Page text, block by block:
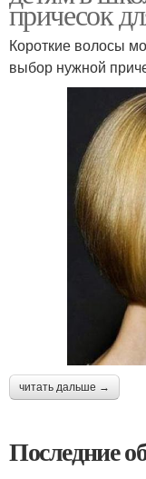
причесок
Короткие волосы
выбор нужной
читать дальше →
Последние